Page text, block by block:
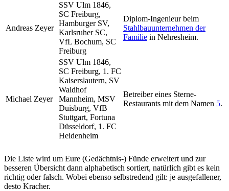
Andreas Zeyer
SSV Ulm 1846,
SC Freiburg,
Hamburger SV,
Karlsruher SC,
VfL Bochum, SC
Freiburg
Diplom-Ingenieur beim
Stahlbauunternehmen der
Familie in Nehresheim.
Michael Zeyer
SSV Ulm 1846,
SC Freiburg, 1. FC
Kaiserslautern, SV
Waldhof
Mannheim, MSV
Duisburg, VfB
Stuttgart, Fortuna
Düsseldorf, 1. FC
Heidenheim
Betreiber eines Sterne-
Restaurants mit dem Namen 5.
Die Liste wird um Eure (Gedächtnis-) Fünde erweitert und zur
besseren Übersicht dann alphabetisch sortiert, natürlich gibt es kein
richtig oder falsch. Wobei ebenso selbstredend gilt: je ausgefallener,
desto Kracher.